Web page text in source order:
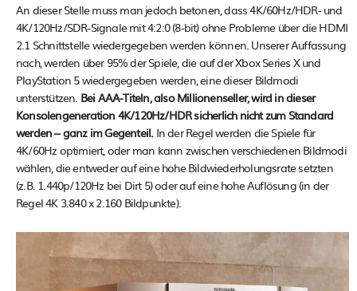
An dieser Stelle muss man jedoch betonen, dass 4K/60Hz/HDR- und
4K/120Hz/SDR-Signale mit 4:2:0 (8-bit) ohne Probleme über die HDMI
2.1 Schnittstelle wiedergegeben werden können. Unserer Auffassung
nach, werden über 95% der Spiele, die auf der Xbox Series X und
PlayStation 5 wiedergegeben werden, eine dieser Bildmodi
unterstützen. Bei AAA-Titeln, also Millionenseller, wird in dieser
Konsolengeneration 4K/120Hz/HDR sicherlich nicht zum Standard
werden – ganz im Gegenteil.In der Regel werden die Spiele für
4K/60Hz optimiert, oder man kann zwischen verschiedenen Bildmodi
wählen, die entweder auf eine hohe Bildwiederholungsrate setzten
(z.B. 1.440p/120Hz bei Dirt 5) oder auf eine hohe Auflösung (in der
Regel 4K 3.840 x 2.160 Bildpunkte).